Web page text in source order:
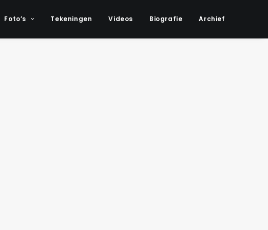
Foto’s Tekeningen Videos Biografie Archief